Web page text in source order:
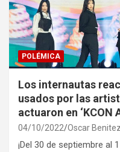
POLÉMICA
Los internautas
usados ​​por las
actuaron en ‘KCON
04/10/2022 Oscar Benitez
¡Del 30 de septiembre al